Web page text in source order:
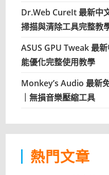
Dr.Web CureIt 最新中
掃描與清除工具完整教
ASUS GPU Tweak 最
能優化完整使用教學
Monkey’s Audio 最新
｜無損音樂壓縮工具
熱門文章